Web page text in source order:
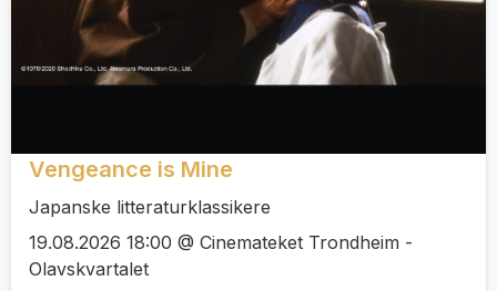
Vengeance is Mine
Japanske litteraturklassikere
19.08.2026 18:00 @ Cinemateket Trondheim -
Olavskvartalet